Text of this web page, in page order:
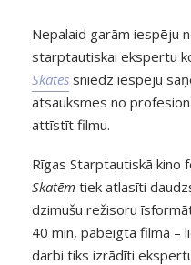
Nepalaid garām iespēju
starptautiskai ekspertu
Skates sniedz iespēju
atsauksmes no
attīstīt filmu.
Rīgas Starptautiskā kino
Skatēm tiek atlasīti
dzimušu režisoru
40 min, pabeigta filma –
darbi tiks izrādīti